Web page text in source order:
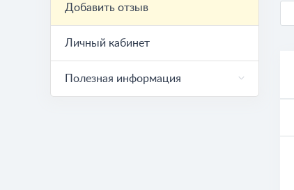
Добавить отзыв
Личный кабинет
Полезная информация